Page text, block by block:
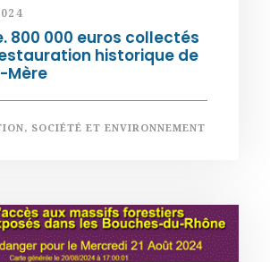
800 000 euros collectés
historique de
Mère
, SOCIÉTÉ ET ENVIRONNEMENT